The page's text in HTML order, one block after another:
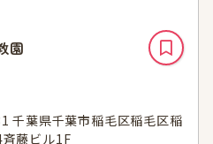
園
千葉県千葉市稲毛区稲毛区稲
藤ビル1F